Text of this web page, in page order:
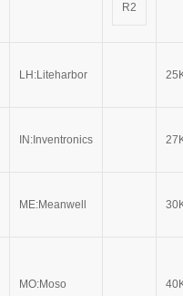
R2
LH:Liteharbor
IN:Inventronics
ME:Meanwell
MO:Moso